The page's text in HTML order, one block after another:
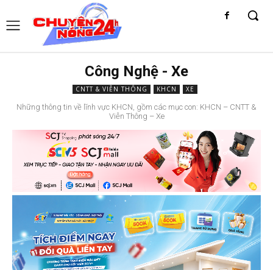
Công Nghệ - Xe
CNTT & VIỄN THÔNG KHCN XE
Những thông tin về lĩnh vực KHCN, gồm các mục con: KHCN – CNTT &
Viễn Thông – Xe